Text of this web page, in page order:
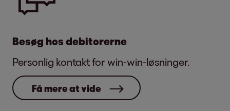
Besøg hos debitorerne
Personlig kontakt for win-win-løsninger.
Få mere at vide